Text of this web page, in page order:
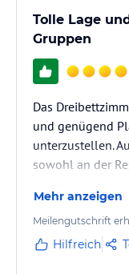
Tolle Lage
Gruppen
Das
und genügend
unterzustellen.
sowohl an der
zu empfehlen.
Mehr anzeigen
Meilengutschrift
Hilfreich